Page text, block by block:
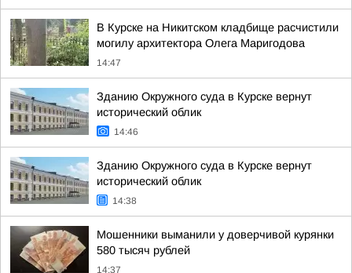
В Курске на Никитском кладбище расчистили
могилу архитектора Олега Маригодова
14:47
Зданию Окружного суда в Курске вернут
исторический облик
14:46
Зданию Окружного суда в Курске вернут
исторический облик
14:38
Мошенники выманили у доверчивой курянки
580 тысяч рублей
14:37